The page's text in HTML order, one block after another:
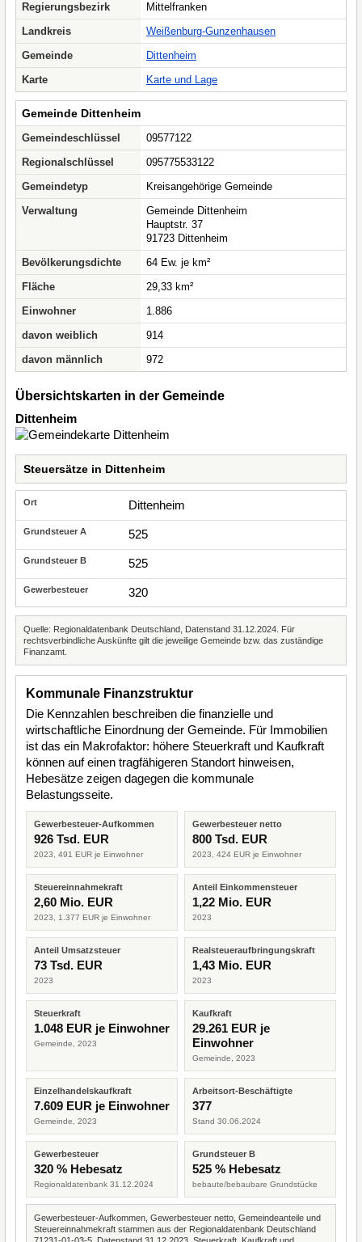
Regierungsbezirk
Mittelfranken
Landkreis
Weißenburg-Gunzenhausen
Gemeinde
Dittenheim
Karte
Karte und Lage
Gemeinde Dittenheim
Gemeindeschlüssel
09577122
Regionalschlüssel
095775533122
Gemeindetyp
Kreisangehörige Gemeinde
Verwaltung
Gemeinde Dittenheim
Hauptstr. 37
91723 Dittenheim
Bevölkerungsdichte
64 Ew. je km²
Fläche
29,33 km²
Einwohner
1.886
davon weiblich
914
davon männlich
972
Übersichtskarten in der Gemeinde
Dittenheim
Steuersätze in Dittenheim
Dittenheim
525
525
320
Quelle: Regionaldatenbank Deutschland, Datenstand 31.12.2024. Für
rechtsverbindliche Auskünfte gilt die jeweilige Gemeinde bzw. das zuständige
Finanzamt.
Kommunale Finanzstruktur
Die Kennzahlen beschreiben die finanzielle und
wirtschaftliche Einordnung der Gemeinde. Für Immobilien
ist das ein Makrofaktor: höhere Steuerkraft und Kaufkraft
können auf einen tragfähigeren Standort hinweisen,
Hebesätze zeigen dagegen die kommunale
Belastungsseite.
Gewerbesteuer-Aufkommen
926 Tsd. EUR
2023, 491 EUR je Einwohner
Gewerbesteuer netto
800 Tsd. EUR
2023, 424 EUR je Einwohner
Steuereinnahmekraft
2,60 Mio. EUR
2023, 1.377 EUR je Einwohner
Anteil Einkommensteuer
1,22 Mio. EUR
2023
Anteil Umsatzsteuer
73 Tsd. EUR
2023
Realsteueraufbringungskraft
1,43 Mio. EUR
2023
Steuerkraft
1.048 EUR je Einwohner
Gemeinde, 2023
Kaufkraft
29.261 EUR je
Einwohner
Gemeinde, 2023
Einzelhandelskaufkraft
7.609 EUR je Einwohner
Gemeinde, 2023
Arbeitsort-Beschäftigte
377
Stand 30.06.2024
Gewerbesteuer
320 % Hebesatz
Regionaldatenbank 31.12.2024
Grundsteuer B
525 % Hebesatz
bebaute/bebaubare Grundstücke
Gewerbesteuer-Aufkommen, Gewerbesteuer netto, Gemeindeanteile und
Steuereinnahmekraft stammen aus der Regionaldatenbank Deutschland